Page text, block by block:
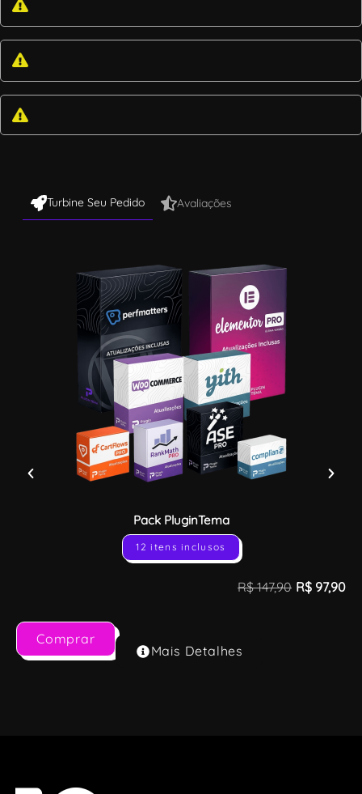
Turbine Seu Pedido Avaliações
Pack PluginTema
12 itens inclusos
R$147,90 R$ 97,90
Comprar
Mais Detalhes